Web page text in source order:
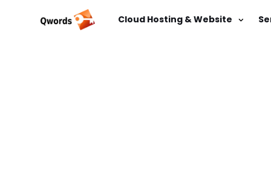
Cloud Hosting & Website